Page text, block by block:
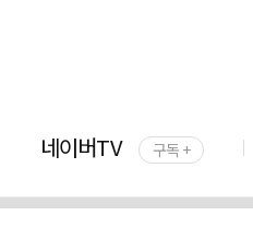
네이버TV 구독 +